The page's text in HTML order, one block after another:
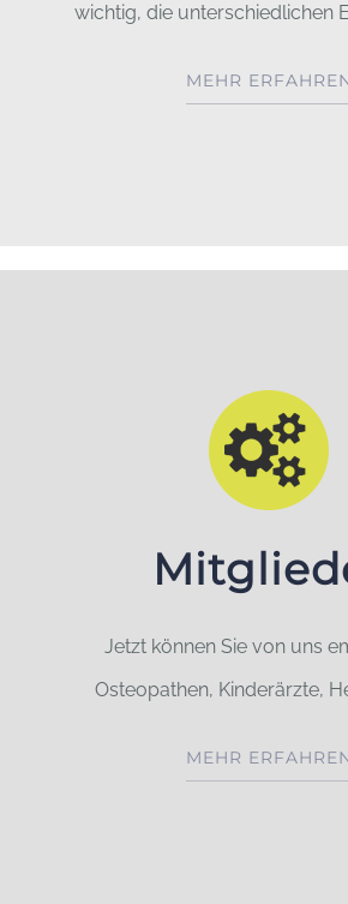
wichtig, die unterschiedlichen
MEHR
Jetzt können Sie von uns
Osteopathen, Kinderärzte,
MEHR